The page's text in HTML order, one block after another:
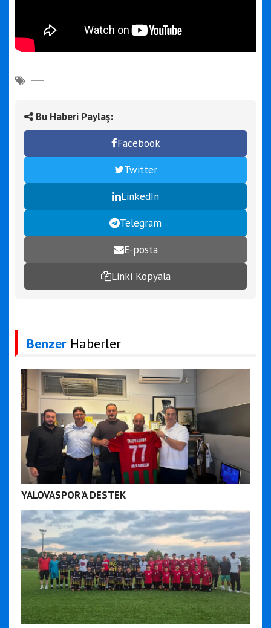
Bu Haberi Paylaş:
Facebook
Twitter
LinkedIn
Telegram
E-posta
Linki Kopyala
Benzer Haberler
YALOVASPOR'A DESTEK